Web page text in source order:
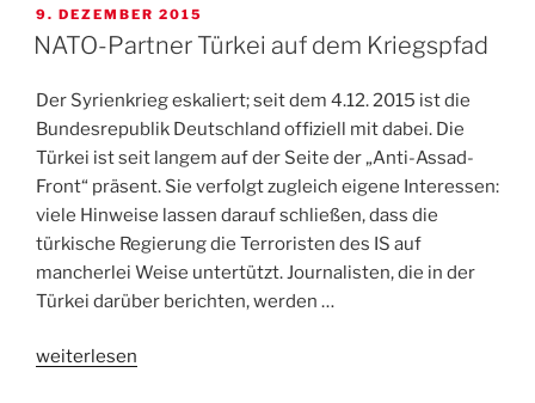
Krieg
–
ist
das
Gebot
der
Stunde
–
keine
weitere
Kriegsbeteiligung“
VERÖFFENTLICHT
AM
9. DEZEMBER 2015
NATO-Partner Türkei auf dem Kriegspfad
Der Syrienkrieg eskaliert; seit dem 4.12. 2015 ist die
Bundesrepublik Deutschland offiziell mit dabei. Die
Türkei ist seit langem auf der Seite der „Anti-Assad-
Front“ präsent. Sie verfolgt zugleich eigene Interessen:
viele Hinweise lassen darauf schließen, dass die
türkische Regierung die Terroristen des IS auf
mancherlei Weise untertützt. Journalisten, die in der
Türkei darüber berichten, werden …
„NATO-
weiterlesen